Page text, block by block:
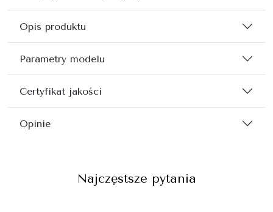
Opis produktu
Parametry modelu
Certyfikat jakości
Opinie
Najczęstsze pytania